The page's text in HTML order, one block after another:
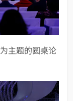
为主题的圆桌论